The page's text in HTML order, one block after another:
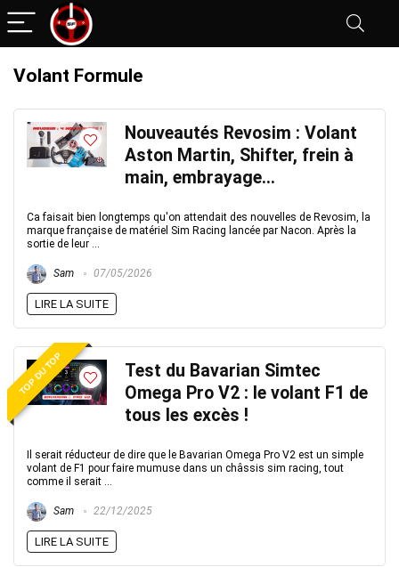
Volant Formule
Nouveautés Revosim : Volant
Aston Martin, Shifter, frein à
main, embrayage…
Ca faisait bien longtemps qu'on attendait des nouvelles de Revosim, la
marque française de matériel Sim Racing lancée par Nacon. Après la
sortie de leur ...
Sam 07/05/2026
LIRE LA SUITE
TOP DU TOP
Test du Bavarian Simtec
Omega Pro V2 : le volant F1 de
tous les excès !
Il serait réducteur de dire que le Bavarian Omega Pro V2 est un simple
volant de F1 pour faire mumuse dans un châssis sim racing, tout
comme il serait ...
Sam 22/12/2025
LIRE LA SUITE